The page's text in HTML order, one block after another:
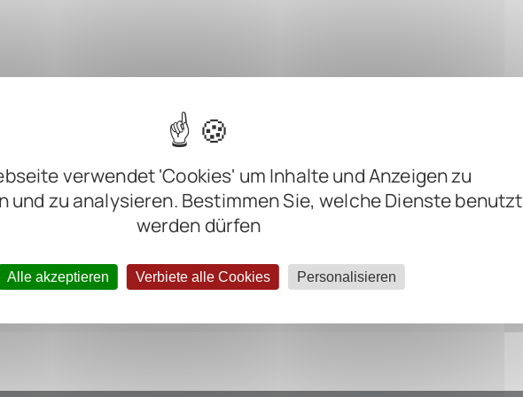
verwendet 'Cookies' um Inhalte und Anzeigen zu
und zu analysieren. Bestimmen Sie, welche Dienste benutzt
werden dürfen
Alle akzeptieren Verbiete alle Cookies Personalisieren